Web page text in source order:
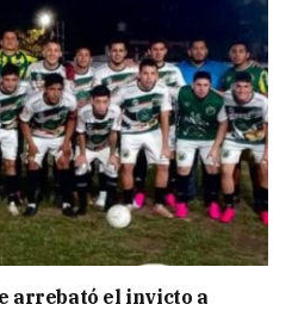
arrebató el invicto a